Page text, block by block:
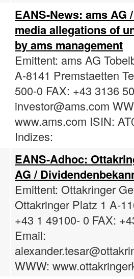
EANS-News: ams AG
media allegations of
by ams management
Emittent: ams AG
A-8141 Premstaetten
500-0 FAX: +43 3136
investor@ams.com
www.ams.com ISIN:
Indizes:
EANS-Adhoc:
AG /
Emittent: Ottakringer
Ottakringer Platz 1 A-
+43 1 49100- 0 FAX:
Email:
WWW: